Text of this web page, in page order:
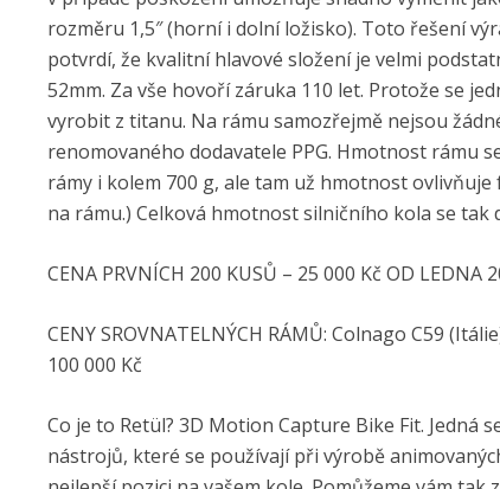
rozměru 1,5″ (horní i dolní ložisko). Toto řešení
potvrdí, že kvalitní hlavové složení je velmi
52mm. Za vše hovoří záruka 110 let. Protože se
vyrobit z titanu. Na rámu samozřejmě nejsou
renomovaného dodavatele PPG. Hmotnost rámu
rámy i kolem 700 g, ale tam už hmotnost
na rámu.) Celková hmotnost silničního kola se tak
CENA PRVNÍCH 200 KUSŮ – 25 000 Kč OD LEDNA
CENY SROVNATELNÝCH RÁMŮ: Colnago C59
100 000 Kč
Co je to Retül? 3D Motion Capture Bike Fit. Jedná
nástrojů, které se používají při výrobě